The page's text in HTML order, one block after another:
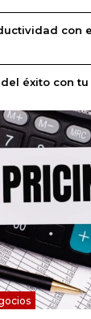
con
éxito con